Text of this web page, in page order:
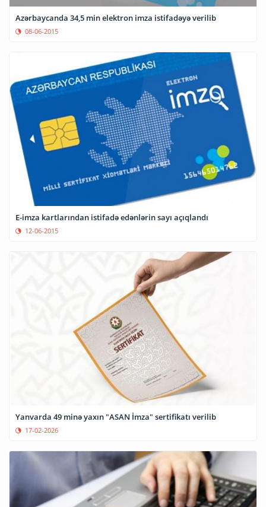
Azərbaycanda 34,5 min elektron imza istifadəyə verilib
08-06-2015
E-imza kartlarından istifadə edənlərin sayı açıqlandı
12-06-2015
Yanvarda 49 minə yaxın "ASAN İmza" sertifikatı verilib
17-02-2026